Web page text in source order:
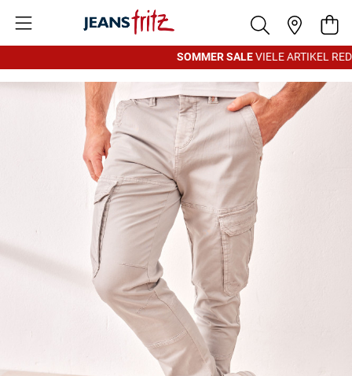
SOMMER SALEVIELE ARTIKEL